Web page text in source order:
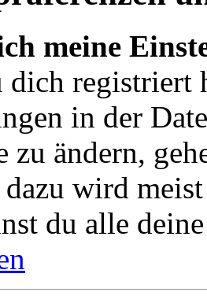
meine
dich registriert
in der
zu ändern,
wird
du alle